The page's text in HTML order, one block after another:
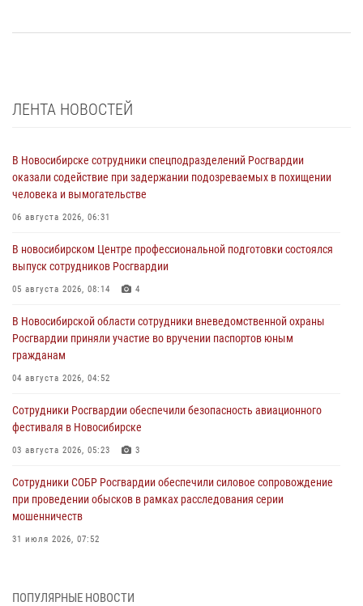
ЛЕНТА НОВОСТЕЙ
В Новосибирске сотрудники спецподразделений Росгвардии
оказали содействие при задержании подозреваемых в похищении
человека и вымогательстве
06 августа 2026, 06:31
В новосибирском Центре профессиональной подготовки состоялся
выпуск сотрудников Росгвардии
05 августа 2026, 08:14 4
В Новосибирской области сотрудники вневедомственной охраны
Росгвардии приняли участие во вручении паспортов юным
гражданам
04 августа 2026, 04:52
Сотрудники Росгвардии обеспечили безопасность авиационного
фестиваля в Новосибирске
03 августа 2026, 05:23 3
Сотрудники СОБР Росгвардии обеспечили силовое сопровождение
при проведении обысков в рамках расследования серии
мошенничеств
31 июля 2026, 07:52
ПОПУЛЯРНЫЕ НОВОСТИ